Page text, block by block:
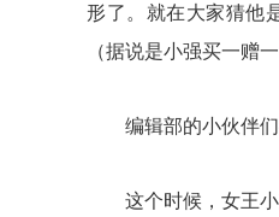
形了。就在大家猜他
（据说是小强买一赠
编辑部的小伙伴们
这个时候，女王小